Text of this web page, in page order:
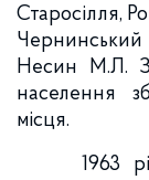
Старосілля,
Несин М.Л. За
населення
місця.
1963 рік -